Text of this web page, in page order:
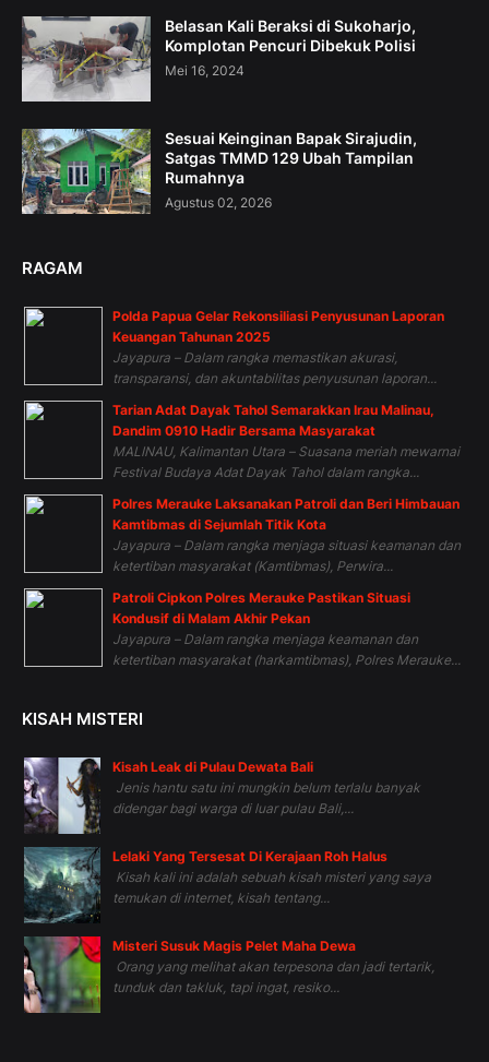
Belasan Kali Beraksi di Sukoharjo,
Komplotan Pencuri Dibekuk Polisi
Mei 16, 2024
Sesuai Keinginan Bapak Sirajudin,
Satgas TMMD 129 Ubah Tampilan
Rumahnya
Agustus 02, 2026
RAGAM
Polda Papua Gelar Rekonsiliasi Penyusunan Laporan
Keuangan Tahunan 2025
Jayapura – Dalam rangka memastikan akurasi,
transparansi, dan akuntabilitas penyusunan laporan...
Tarian Adat Dayak Tahol Semarakkan Irau Malinau,
Dandim 0910 Hadir Bersama Masyarakat
MALINAU, Kalimantan Utara – Suasana meriah mewarnai
Festival Budaya Adat Dayak Tahol dalam rangka...
Polres Merauke Laksanakan Patroli dan Beri Himbauan
Kamtibmas di Sejumlah Titik Kota
Jayapura – Dalam rangka menjaga situasi keamanan dan
ketertiban masyarakat (Kamtibmas), Perwira...
Patroli Cipkon Polres Merauke Pastikan Situasi
Kondusif di Malam Akhir Pekan
Jayapura – Dalam rangka menjaga keamanan dan
ketertiban masyarakat (harkamtibmas), Polres Merauke...
KISAH MISTERI
Kisah Leak di Pulau Dewata Bali
Jenis hantu satu ini mungkin belum terlalu banyak
didengar bagi warga di luar pulau Bali,...
Lelaki Yang Tersesat Di Kerajaan Roh Halus
Kisah kali ini adalah sebuah kisah misteri yang saya
temukan di internet, kisah tentang...
Misteri Susuk Magis Pelet Maha Dewa
Orang yang melihat akan terpesona dan jadi tertarik,
tunduk dan takluk, tapi ingat, resiko...